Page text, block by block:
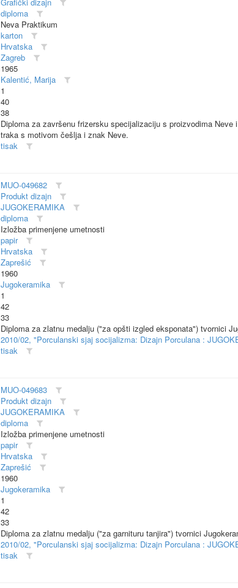
diploma
Neva Praktikum
karton
Hrvatska
Zagreb
1965
Kalentić, Marija
1
40
38
Diploma za završenu frizersku specijalizaciju s proizvodima
traka s motivom češlja i znak Neve.
tisak
MUO-049682
Produkt dizajn
JUGOKERAMIKA
diploma
Izložba primenjene umetnosti
papir
Hrvatska
Zaprešić
1960
Jugokeramika
1
42
33
Diploma za zlatnu medalju ("za opšti izgled eksponata") tvornici
2010/02, "Porculanski sjaj socijalizma: Dizajn Porculana :
tisak
MUO-049683
Produkt dizajn
JUGOKERAMIKA
diploma
Izložba primenjene umetnosti
papir
Hrvatska
Zaprešić
1960
Jugokeramika
1
42
33
Diploma za zlatnu medalju ("za garnituru tanjira") tvornici
2010/02, "Porculanski sjaj socijalizma: Dizajn Porculana :
tisak